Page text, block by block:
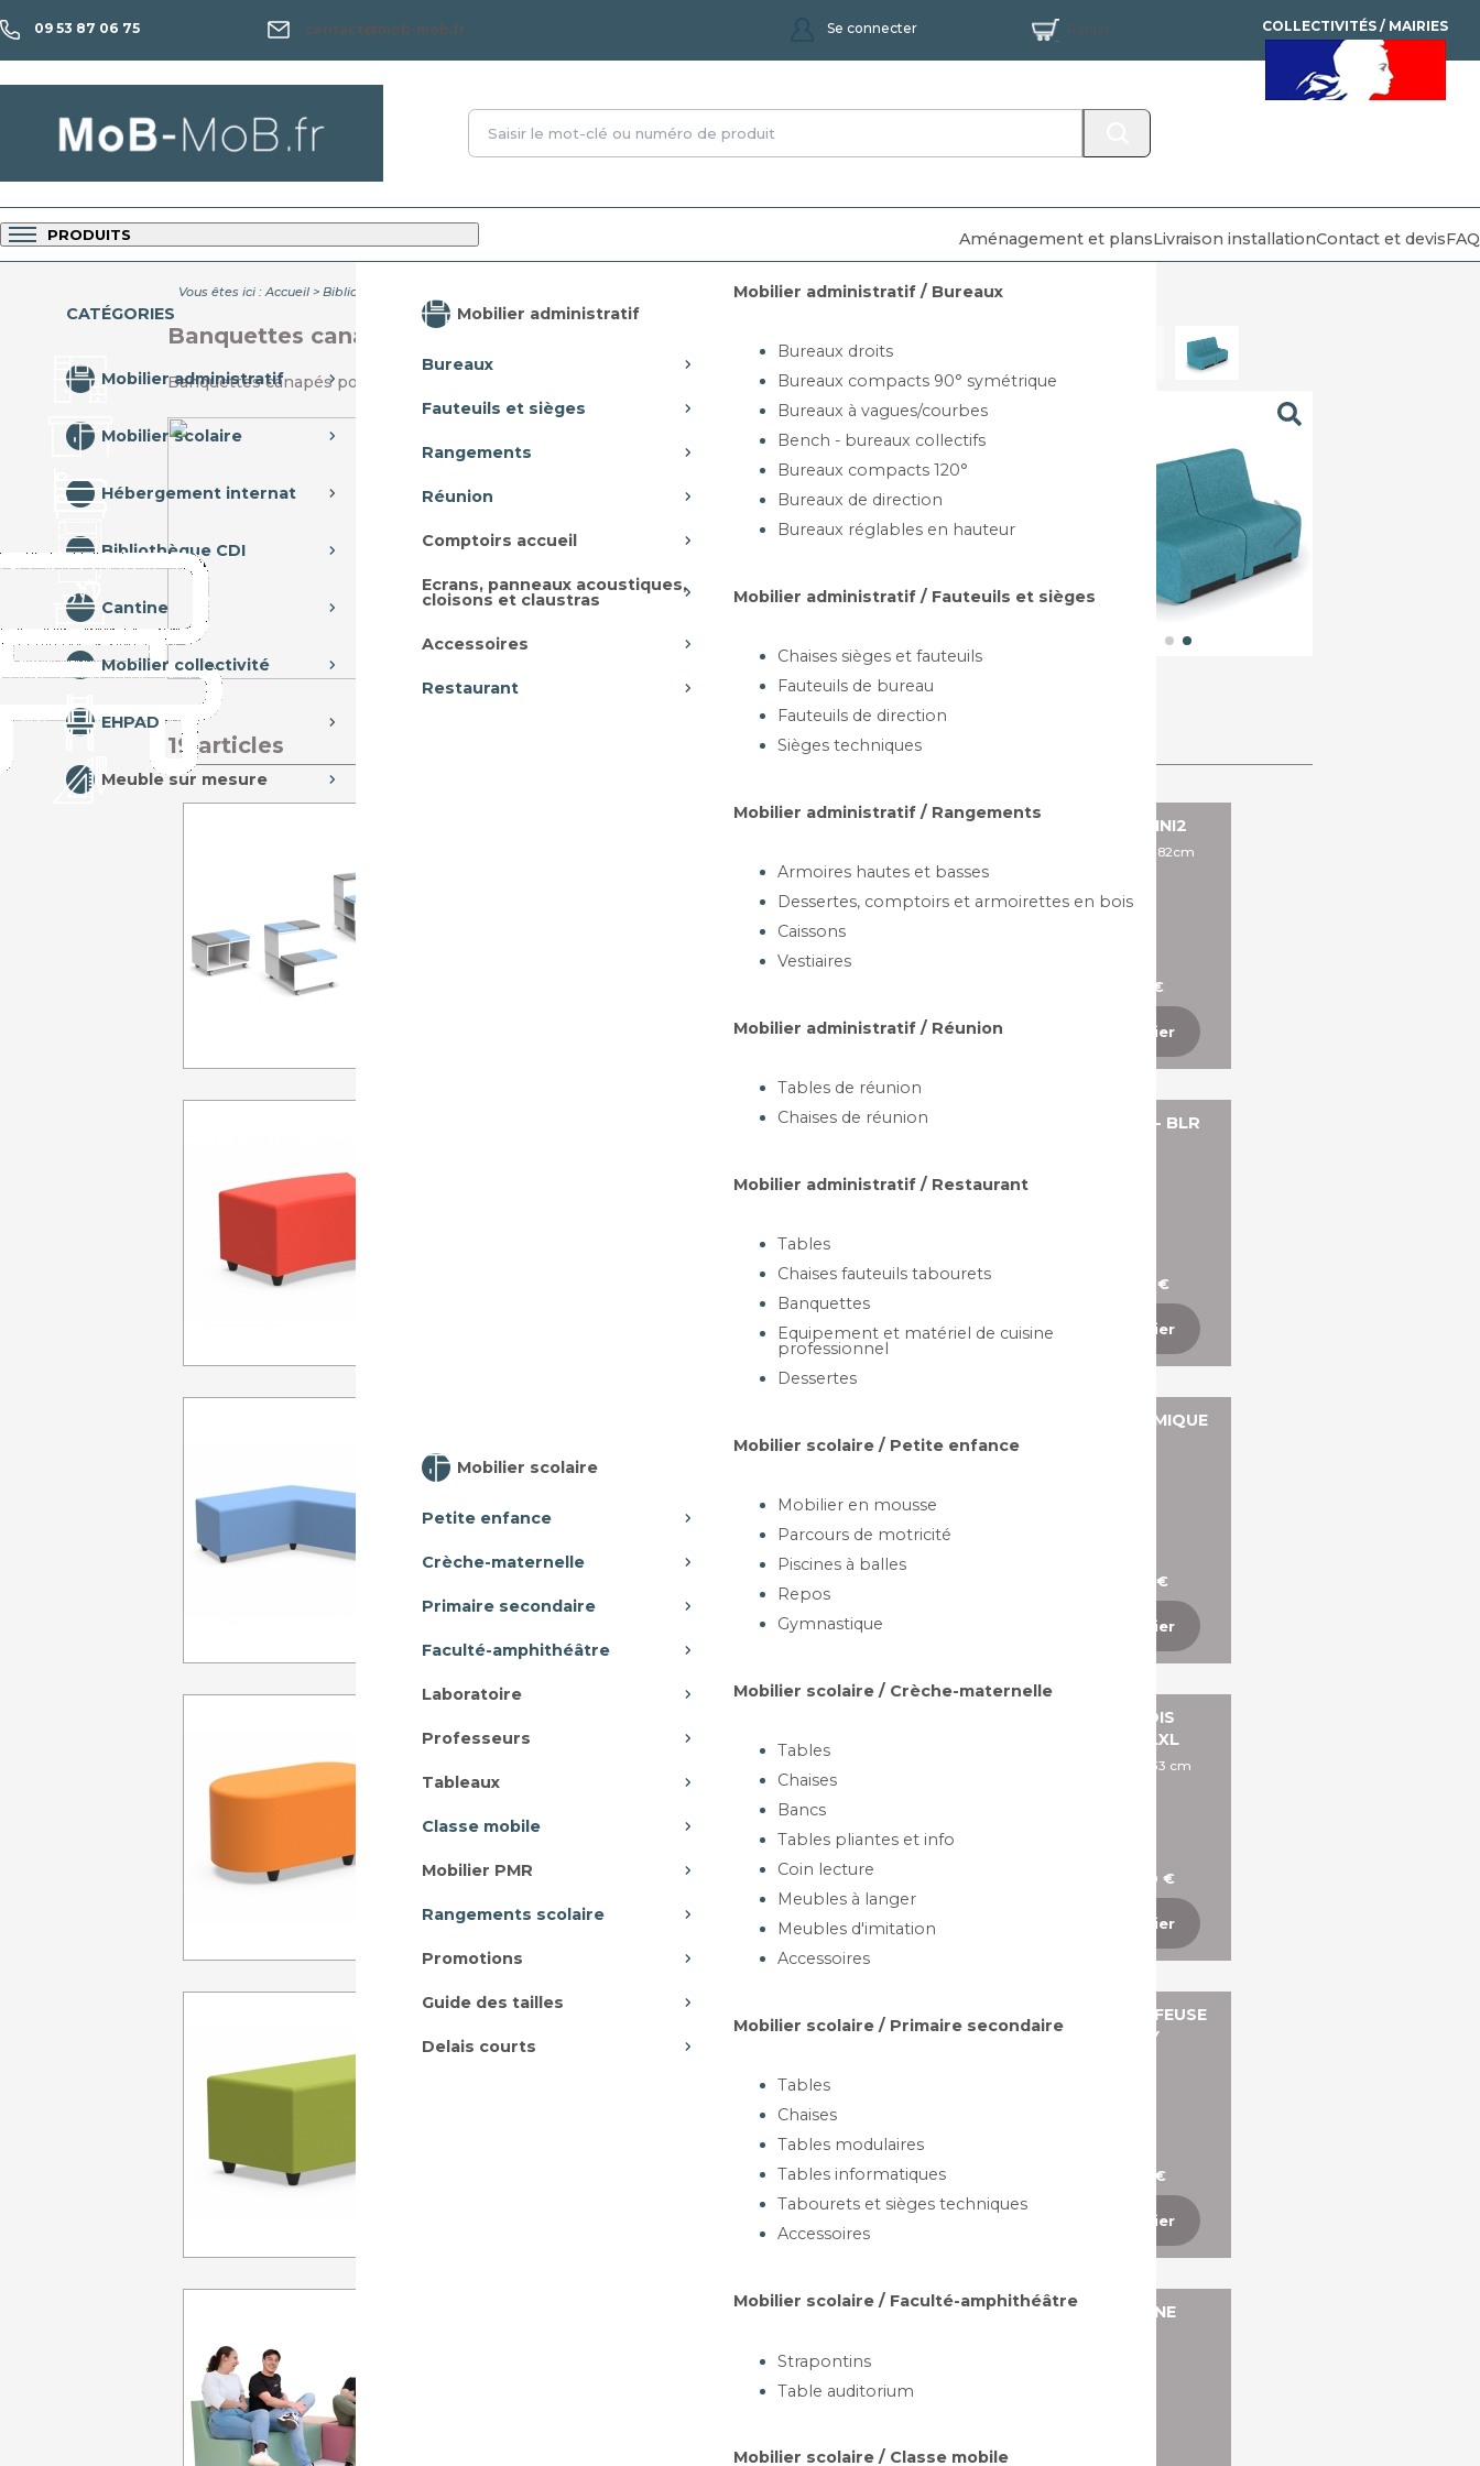
09 53 87 06 75 contact@mob-mob.fr Se connecter Panier COLLECTIVITÉS / MAIRIES
PRODUITS
CATÉGORIES
Mobilier administratif
Mobilier scolaire
Hébergement internat
Bibliothèque CDI
Cantine
Mobilier collectivité
EHPAD
Meuble sur mesure
Mobilier administratif
Bureaux
Fauteuils et sièges
Rangements
Réunion
Comptoirs accueil
Ecrans, panneaux acoustiques,
cloisons et claustras
Accessoires
Restaurant
Mobilier administratif / Bureaux
Bureaux droits
Bureaux compacts 90° symétrique
Bureaux à vagues/courbes
Bench - bureaux collectifs
Bureaux compacts 120°
Bureaux de direction
Bureaux réglables en hauteur
Mobilier administratif / Fauteuils et sièges
Chaises sièges et fauteuils
Fauteuils de bureau
Fauteuils de direction
Sièges techniques
Mobilier administratif / Rangements
Armoires hautes et basses
Dessertes, comptoirs et armoirettes en bois
Caissons
Vestiaires
Mobilier administratif / Réunion
Tables de réunion
Chaises de réunion
Mobilier administratif / Restaurant
Tables
Chaises fauteuils tabourets
Banquettes
Equipement et matériel de cuisine
professionnel
Dessertes
Mobilier scolaire
Petite enfance
Crèche-maternelle
Primaire secondaire
Faculté-amphithéâtre
Laboratoire
Professeurs
Tableaux
Classe mobile
Mobilier PMR
Rangements scolaire
Promotions
Guide des tailles
Delais courts
Mobilier scolaire / Petite enfance
Mobilier en mousse
Parcours de motricité
Piscines à balles
Repos
Gymnastique
Mobilier scolaire / Crèche-maternelle
Tables
Chaises
Bancs
Tables pliantes et info
Coin lecture
Meubles à langer
Meubles d'imitation
Accessoires
Mobilier scolaire / Primaire secondaire
Tables
Chaises
Tables modulaires
Tables informatiques
Tabourets et sièges techniques
Accessoires
Mobilier scolaire / Faculté-amphithéâtre
Strapontins
Table auditorium
Mobilier scolaire / Classe mobile
Aménagement et plansLivraison installationContact et devisFAQ
Vous êtes ici : Accueil > Bibliothèque CDI
Banquettes canapés poufs fauteuils
Banquettes canapés poufs fauteuils
19 articles
BANCS EN VINYL - VINI2
Dims: L84/ 42 x P42 x L 84/ 82cm
A partir de 49,98 €
Ajouter au panier
BANQUETTE DROITE - BLR
A partir de 270,44 €
Ajouter au panier
Dims: L142,7 x P105 x H30cm ou L142,7
BANQUETTE ERGONOMIQUE
A partir de 460,57 €
Ajouter au panier
Plusieurs dimensions
A partir de 372,82 €
Ajouter au panier
BANQUETTE PAROIS
ACOUSTIQUES - BLXL
Dims: L130 x P60 x A45 x 133 cm
A partir de 1 683,00 €
Ajouter au panier
BANQUETTE TRAPÈZE - BLTP
Plusieurs dimensions
CANAPÉ POUF CHAUFFEUSE
FAUTEUIL - RUBY
A partir de 231,92 €
Ajouter au panier
POUF 3 PIEDS - LUNE